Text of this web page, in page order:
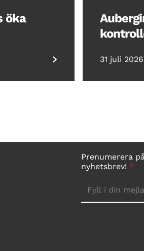
öka
31 juli 2026
Prenumerera
nyhetsbrev! *